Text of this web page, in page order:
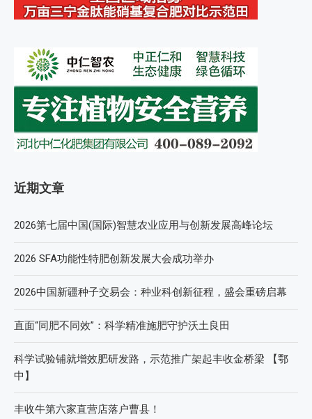
近期文章
2026第七届中国(国际)智慧农业应用与创新发展高峰论坛
2026 SFA功能性特肥创新发展大会成功举办
2026中国新疆种子交易会：种业科创新征程，盛会重磅启幕
直面“同肥不同效”：科学精准施肥守护沃土良田
科学试验铺就增效肥研发路，示范推广架起丰收金桥梁 【鄂
中】
丰收牛第六家直营店落户曹县！